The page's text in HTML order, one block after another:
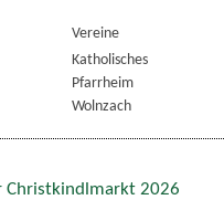
Vereine
Katholisches
Pfarrheim
Wolnzach
Christkindlmarkt 2026